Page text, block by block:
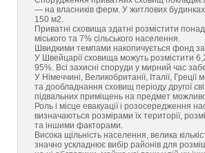
— на власників ферм. У житлових
150 м2.
Приватні сховища здатні розмістити
міського та 7% сільського населення.
Швидкими темпами накопичується фонд
У Швейцарії сховища можуть розмістити
95%. Всі захисні споруди у мирний час
У Німеччині, Великобританії, Італії,
та дообладнання сховищ періоду другої
підвальних приміщень на предмет
Роль і місце евакуації і розосередження
визначаються розмірами їх території,
та іншими факторами.
Висока щільність населення, велика
значно ускладнює вибір районів для